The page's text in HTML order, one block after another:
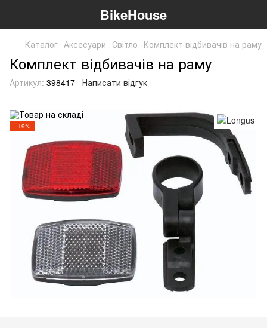
BikeHouse
Каталог Аксесуари Світло Комплект відбивачів на раму
Комплект відбивачів на раму
Артикул: 398417 Написати відгук
−19%